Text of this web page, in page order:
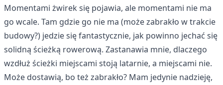
Momentami żwirek się pojawia, ale momentami nie ma
go wcale. Tam gdzie go nie ma (może zabrakło w trakcie
budowy?) jedzie się fantastycznie, jak powinno jechać się
solidną ścieżką rowerową. Zastanawia mnie, dlaczego
wzdłuż ścieżki miejscami stoją latarnie, a miejscami nie.
Może dostawią, bo też zabrakło? Mam jedynie nadzieję,